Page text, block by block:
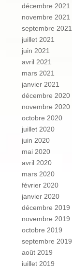
décembre 2021
novembre 2021
septembre 2021
juillet 2021
juin 2021
avril 2021
mars 2021
janvier 2021
décembre 2020
novembre 2020
octobre 2020
juillet 2020
juin 2020
mai 2020
avril 2020
mars 2020
février 2020
janvier 2020
décembre 2019
novembre 2019
octobre 2019
septembre 2019
août 2019
juillet 2019